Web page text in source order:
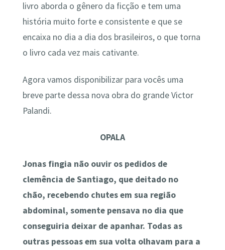
livro aborda o gênero da ficção e tem uma
história muito forte e consistente e que se
encaixa no dia a dia dos brasileiros, o que torna
o livro cada vez mais cativante.
Agora vamos disponibilizar para vocês uma
breve parte dessa nova obra do grande Victor
Palandi.
OPALA
Jonas fingia não ouvir os pedidos de
clemência de Santiago, que deitado no
chão, recebendo chutes em sua região
abdominal, somente pensava no dia que
conseguiria deixar de apanhar. Todas as
outras pessoas em sua volta olhavam para a